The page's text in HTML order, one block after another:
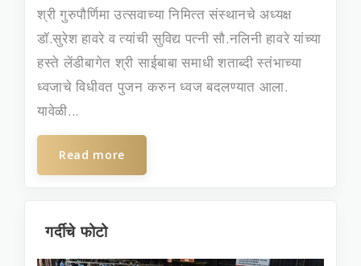
श्री गुरुपौर्णिमा उत्‍सवाच्‍या निमित्‍त संस्‍थानचे अध्‍यक्ष
डॉ.सुरेश हावरे व त्‍यांची सुविद्य पत्‍नी सौ.नलिनी हावरे यांच्‍या
हस्‍ते लेंडीबागेत श्री साईबाबा समाधी शताब्‍दी स्‍तंभाच्‍या
ध्‍वजाचे विधीवत पुजन करुन ध्वज बदलण्‍यात आला.
यावेळी...
Read more
गर्दीचे फोटो